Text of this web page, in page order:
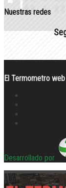
Nuestras redes
El Termometro web
Desarrollado por